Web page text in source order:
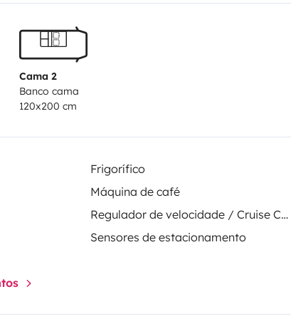
d'accès en camping-
comme une voiture avec les
(CARPLAY,
votre véhicule personnel
sur les disponibilités
Cama 2
Banco cama
120x200 cm
Frigorífico
Máquina de café
Regulador de velocidade / Cruise Control
Sensores de estacionamento